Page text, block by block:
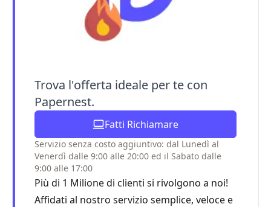
Trova l'offerta ideale per te con
Papernest.
Fatti Richiamare
Servizio senza costo aggiuntivo: dal Lunedì al
Venerdì dalle 9:00 alle 20:00 ed il Sabato dalle
9:00 alle 17:00
Più di 1 Milione di clienti si rivolgono a noi!
Affidati al nostro servizio semplice, veloce e